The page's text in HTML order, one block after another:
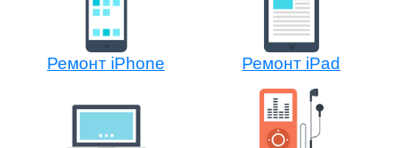
Ремонт iPhone Ремонт iPad